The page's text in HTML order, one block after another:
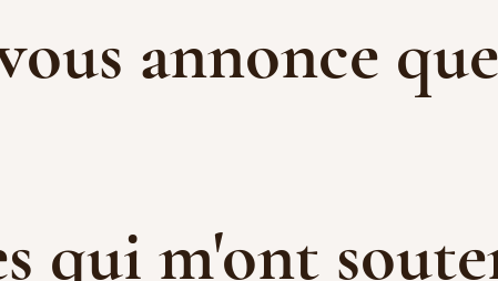
annonce
qui m'ont